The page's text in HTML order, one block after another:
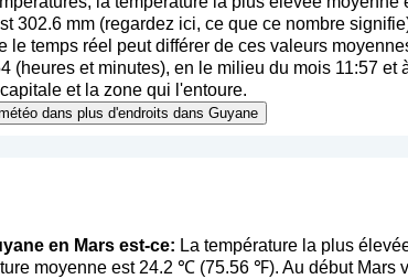
302.6 mm (regardez ici, ce que ce nombre signifie
le temps réel peut différer de ces valeurs
(heures et minutes), en le milieu du mois 11:57 et
et la zone qui l'entoure.
dans plus d'endroits dans Guyane
en Mars est-ce: La température la plus
moyenne est 24.2 ℃ (75.56 ℉). Au début Mars